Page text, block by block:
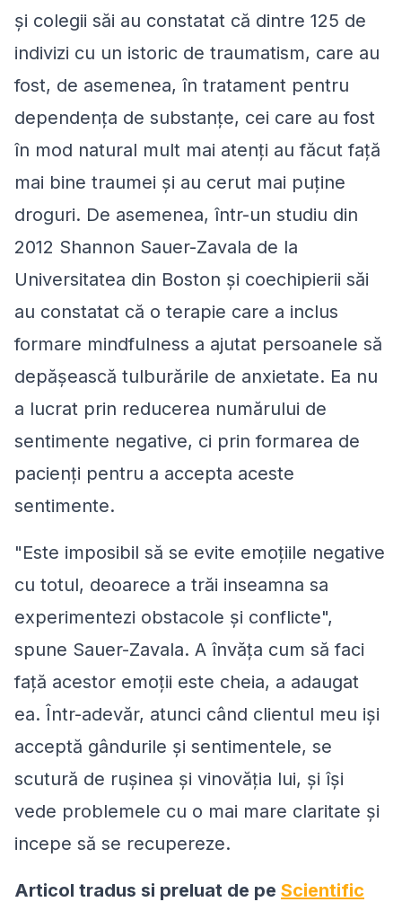
şi colegii săi au constatat că dintre 125 de
indivizi cu un istoric de traumatism, care au
fost, de asemenea, în tratament pentru
dependența de substanțe, cei care au fost
în mod natural mult mai atenţi au făcut față
mai bine traumei şi au cerut mai puţine
droguri. De asemenea, într-un studiu din
2012 Shannon Sauer-Zavala de la
Universitatea din Boston şi coechipierii săi
au constatat că o terapie care a inclus
formare mindfulness a ajutat persoanele să
depășească tulburările de anxietate. Ea nu
a lucrat prin reducerea numărului de
sentimente negative, ci prin formarea de
pacienți pentru a accepta aceste
sentimente.
"Este imposibil să se evite emoțiile negative
cu totul, deoarece a trăi inseamna sa
experimentezi obstacole și conflicte",
spune Sauer-Zavala. A învăța cum să faci
față acestor emoții este cheia, a adaugat
ea. Într-adevăr, atunci când clientul meu işi
acceptă gândurile și sentimentele, se
scutură de rușinea și vinovăția lui, şi îşi
vede problemele cu o mai mare claritate și
incepe să se recupereze.
Articol tradus si preluat de pe Scientific